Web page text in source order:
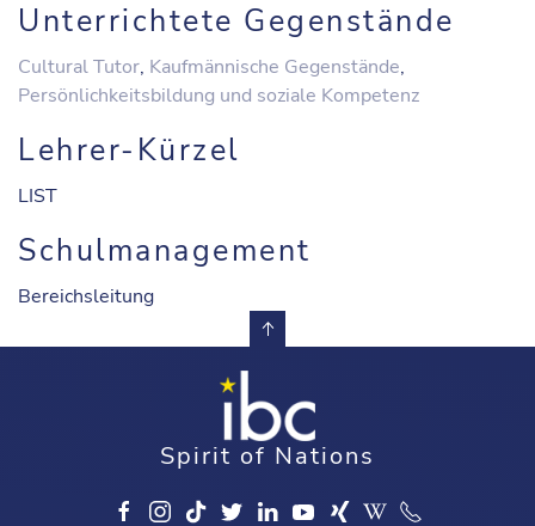
Unterrichtete Gegenstände
Cultural Tutor, Kaufmännische Gegenstände,
Persönlichkeitsbildung und soziale Kompetenz
Lehrer-Kürzel
LIST
Schulmanagement
Bereichsleitung
Spirit of Nations